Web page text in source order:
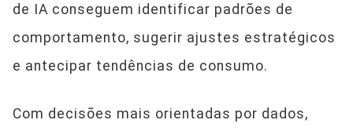
de IA conseguem identificar padrões de
comportamento, sugerir ajustes estratégicos
e antecipar tendências de consumo.
Com decisões mais orientadas por dados,